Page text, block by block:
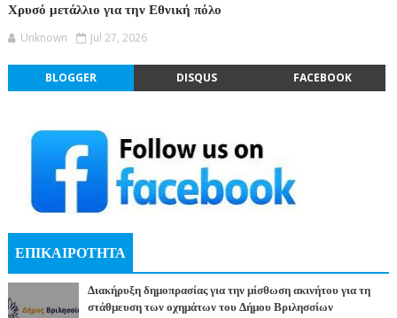
Χρυσό μετάλλιο για την Εθνική πόλο
Unknown Jul 27, 2026
BLOGGER DISQUS FACEBOOK
ΕΠΙΚΑΙΡΟΤΗΤΑ
Διακήρυξη δημοπρασίας για την μίσθωση ακινήτου για τη
στάθμευση των οχημάτων του Δήμου Βριλησσίων